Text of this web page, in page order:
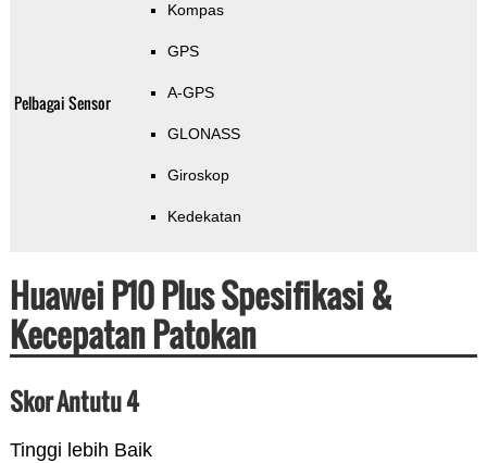
Pelbagai Sensor
Kompas
GPS
A-GPS
GLONASS
Giroskop
Kedekatan
Huawei P10 Plus Spesifikasi &
Kecepatan Patokan
Skor Antutu 4
Tinggi lebih Baik